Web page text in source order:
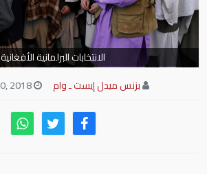
الانتخابات البرلمانية الأفغانية
بزنس ميدل إيست ـ وام
October 20, 2018